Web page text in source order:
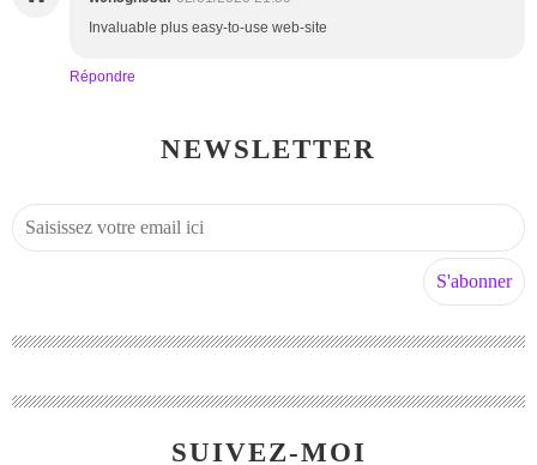
Invaluable plus easy-to-use web-site
Répondre
NEWSLETTER
SUIVEZ-MOI